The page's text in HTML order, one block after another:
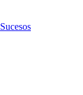
Sucesos